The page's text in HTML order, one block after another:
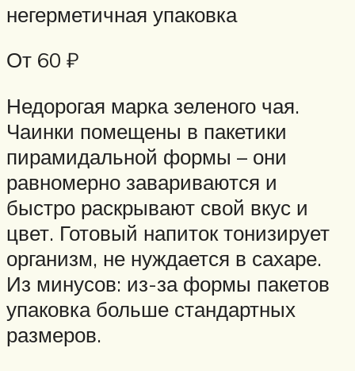
негерметичная упаковка
От 60 ₽
Недорогая марка зеленого чая.
Чаинки помещены в пакетики
пирамидальной формы – они
равномерно завариваются и
быстро раскрывают свой вкус и
цвет. Готовый напиток тонизирует
организм, не нуждается в сахаре.
Из минусов: из-за формы пакетов
упаковка больше стандартных
размеров.